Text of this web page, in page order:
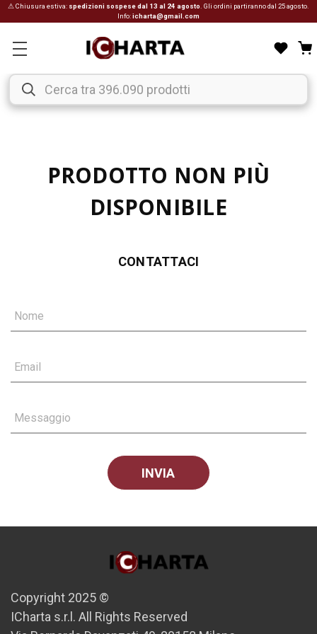
⚠ Chiusura estiva: spedizioni sospese dal 13 al 24 agosto . Gli ordini partiranno dal 25 agosto.
Info:icharta@gmail.com
PRODOTTO NON PIÙ
DISPONIBILE
CONTATTACI
Nome
Email
Messaggio
Copyright 2025 ©
ICharta s.r.l. All Rights Reserved